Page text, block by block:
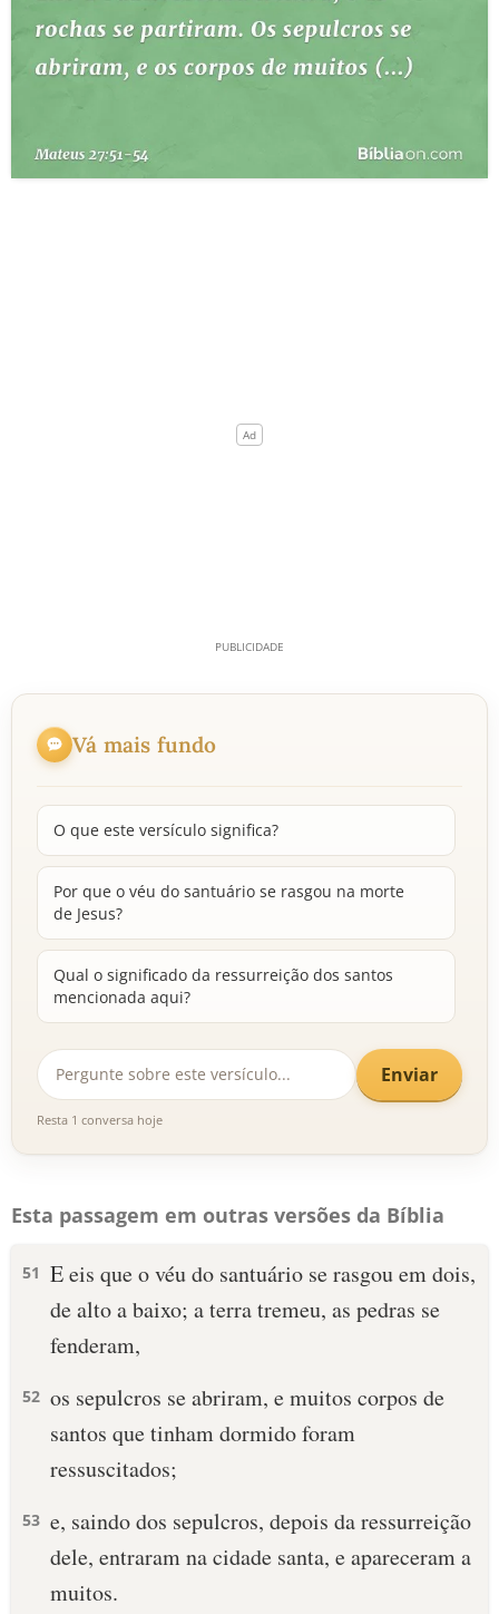
Vá mais fundo
O que este versículo significa?
Por que o véu do santuário se rasgou na morte
de Jesus?
Qual o significado da ressurreição dos santos
mencionada aqui?
Enviar
Resta 1 conversa hoje
Esta passagem em outras versões da Bíblia
51 E eis que o véu do santuário se rasgou em dois,
de alto a baixo; a terra tremeu, as pedras se
fenderam,
52 os sepulcros se abriram, e muitos corpos de
santos que tinham dormido foram
ressuscitados;
53 e, saindo dos sepulcros, depois da ressurreição
dele, entraram na cidade santa, e apareceram a
muitos.